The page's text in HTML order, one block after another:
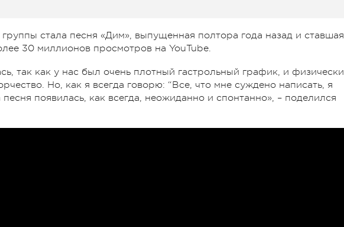
стала песня «Дим», выпущенная полтора года назад и ставшая
30 миллионов просмотров на YouTube.
так как у нас был очень плотный гастрольный график, и физически
Но, как я всегда говорю: “Все, что мне суждено написать, я
появилась, как всегда, неожиданно и спонтанно», – поделился